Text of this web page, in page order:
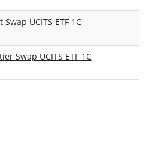
UCITS ETF 1C
Swap UCITS ETF 1C